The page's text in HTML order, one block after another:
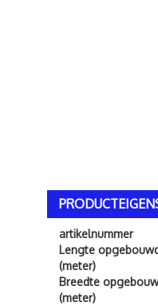
artikelnummer
Lengte
(meter)
Breedte
(meter)